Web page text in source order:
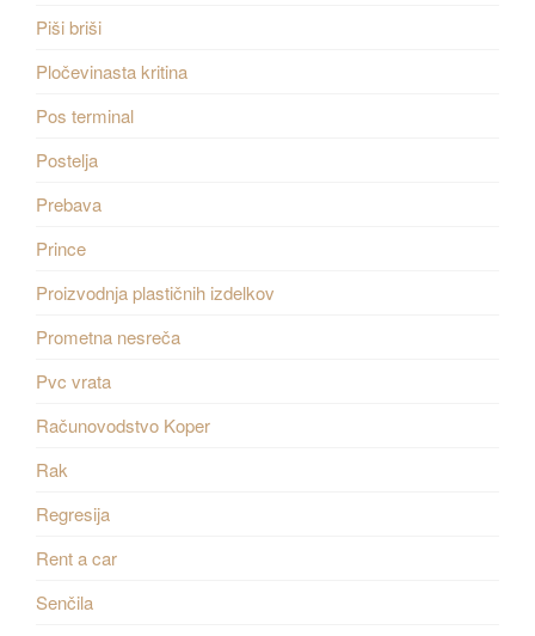
Piši briši
Pločevinasta kritina
Pos terminal
Postelja
Prebava
Prince
Proizvodnja plastičnih izdelkov
Prometna nesreča
Pvc vrata
Računovodstvo Koper
Rak
Regresija
Rent a car
Senčila